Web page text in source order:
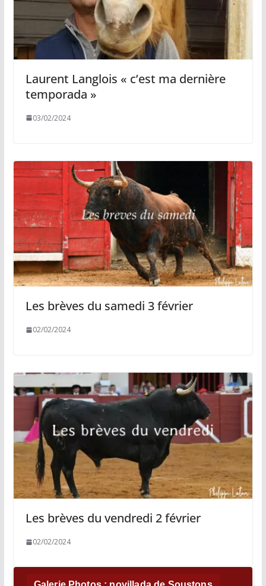
Laurent Langlois « c’est ma dernière
temporada »
03/02/2024
Les brèves du samedi 3 février
02/02/2024
Les brèves du vendredi 2 février
02/02/2024